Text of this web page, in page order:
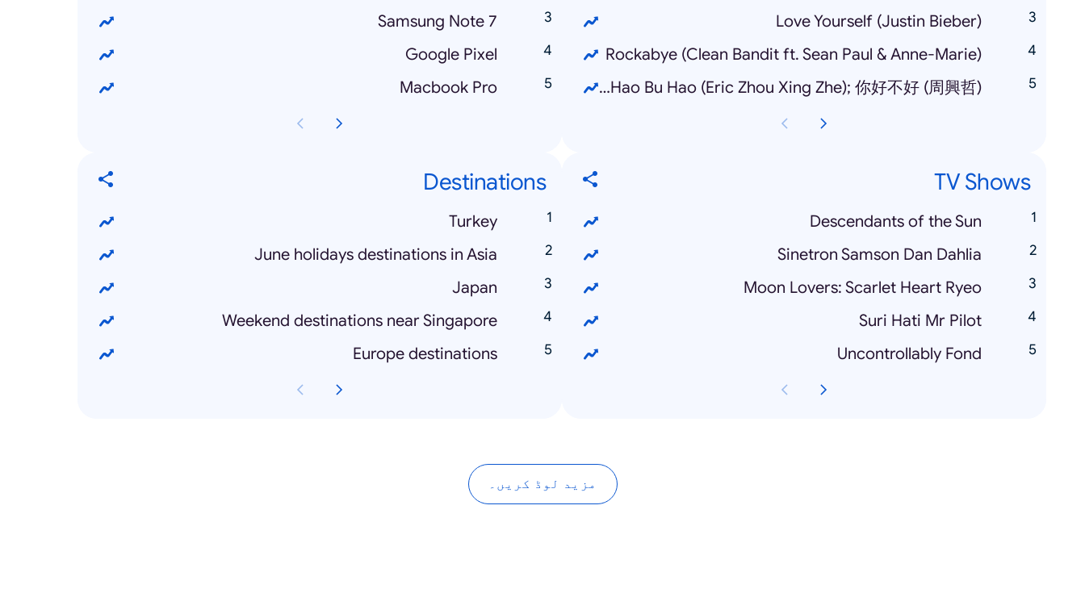
Love Yourself (Justin Bieber)
Rockabye (Clean Bandit ft. Sean Paul & Anne-Marie)
Ni Hao Bu Hao (Eric Zhou Xing Zhe); 你好不好 (周興哲)
Samsung Note 7
Google Pixel
Macbook Pro
TV Shows
Descendants of the Sun
Sinetron Samson Dan Dahlia
Moon Lovers: Scarlet Heart Ryeo
Suri Hati Mr Pilot
Uncontrollably Fond
Destinations
Turkey
June holidays destinations in Asia
Japan
Weekend destinations near Singapore
Europe destinations
مزید لوڈ کریں۔